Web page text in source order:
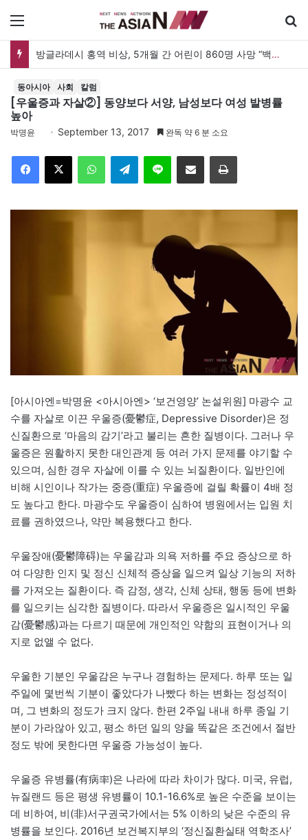
방글라데시 홍역 비상, 5개월 간 어린이 860명 사망 “백신 조달 시스템 변경이 화근”
동아시아 사회 칼럼
[우울증과 자살②] 동양보다 서양, 남성보다 여성 발병률
높아
박명윤 September 13, 2017 완독 약 6 분 소요
Telegram 이메일
[아시아엔=박명윤 <아시아엔> ‘보건영양’ 논설위원] 마광수 교
수를 자살로 이끈 우울증(憂鬱症, Depressive Disorder)은 정
신질환으로 ‘마음의 감기’라고 불리는 흔한 질병이다. 그러나 우
울증은 원활하지 못한 대인관계 등 여러 가지 문제를 야기할 수
있으며, 심한 경우 자살에 이를 수 있는 뇌질환이다. 일반인에
비해 시인이나 작가는 중증(重症) 우울증에 걸릴 확률이 4배 정
도 높다고 한다. 마광수도 우울증이 심하여 병원에서는 입원 치
료를 권하였으나, 약만 복용했다고 한다.
우울장애(憂鬱障碍)는 우울감과 의욕 저하를 주요 증상으로 하
여 다양한 인지 및 정신 신체적 증상을 일으켜 일상 기능의 저하
를 가져오는 질환이다. 즉 감정, 생각, 신체 상태, 행동 등에 변화
를 일으키는 심각한 질병이다. 따라서 우울증은 일시적인 우울
감(憂鬱感)과는 다르기 때문에 개인적인 약함의 표현이거나 의
지로 없앨 수 없다.
우울한 기분인 우울감은 누구나 경험하는 문제다. 하루 또는 일
주일에 몇번씩 기분이 좋았다가 나빴다 하는 변화는 정성적이
며, 그 변화의 정도가 크지 않다. 한편 2주일 내내 하루 종일 기
분이 가라않아 있고, 평소 하던 일의 양을 똑같은 조건에서 절반
정도 밖에 못한다면 우울증 가능성이 높다.
우울증 유병률(有病率)은 나라에 따라 차이가 많다. 미국, 유럽,
뉴질랜드 등은 평생 유병률이 10.1-16.6%로 높은 수준을 보이는
데 비하여, 비(非)서구권국가에서는 5% 이하의 낮은 수준의 유
병률을 보인다. 2016년 보건복지부의 ‘정신질환실태 역학조사’